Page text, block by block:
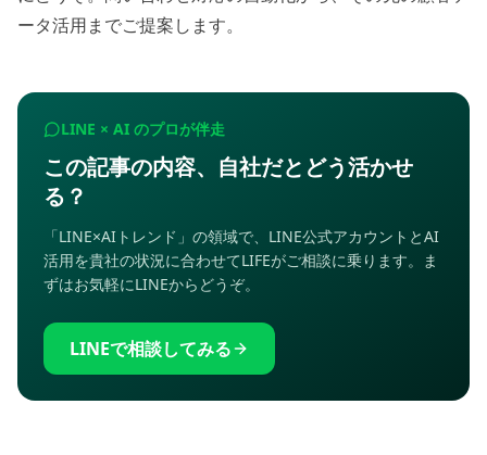
ータ活用までご提案します。
LINE × AI のプロが伴走
この記事の内容、自社だとどう活かせ
る？
「LINE×AIトレンド」の領域で、LINE公式アカウントとAI
活用を貴社の状況に合わせてLIFEがご相談に乗ります。ま
ずはお気軽にLINEからどうぞ。
LINEで相談してみる